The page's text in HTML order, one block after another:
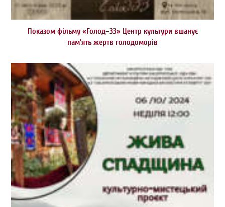
Показом фільму «Голод–33» Центр культури вшанує
пам’ять жертв голодоморів